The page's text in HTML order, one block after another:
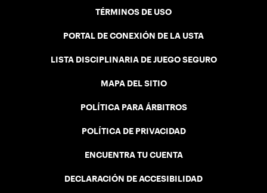
TÉRMINOS DE USO
PORTAL DE CONEXIÓN DE LA USTA
LISTA DISCIPLINARIA DE JUEGO SEGURO
MAPA DEL SITIO
POLÍTICA PARA ÁRBITROS
POLÍTICA DE PRIVACIDAD
ENCUENTRA TU CUENTA
DECLARACIÓN DE ACCESIBILIDAD